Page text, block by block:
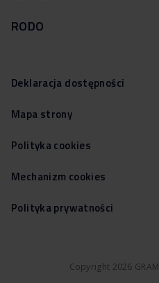
RODO
Copyright 2026
Deklaracja dostępności
Mapa strony
Polityka cookies
Mechanizm cookies
Polityka prywatności